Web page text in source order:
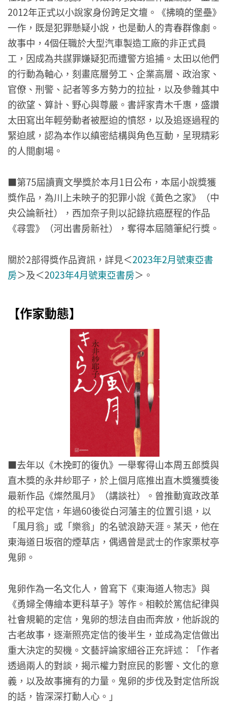
2012年正式以小說家身份跨足文壇。《拂曉的堡壘》
一作，既是犯罪懸疑小說，也是動人的青春群像劇。
故事中，4個任職於大型汽車製造工廠的非正式員
工，因成為共謀罪嫌疑犯而遭警方追捕。太田以他們
的行動為軸心，刻畫底層勞工、企業高層、政治家、
官僚、刑警、記者等多方勢力的拉扯，以及參雜其中
的欲望、算計、野心與尊嚴。書評家青木千惠，盛讚
太田寫出年輕勞動者被壓迫的憤怒，以及追逐過程的
緊迫感，認為本作以縝密結構與角色互動，呈現精彩
的人間劇場。
■第75屆讀賣文學獎於本月1日公布，本屆小說獎獲
獎作品，為川上未映子的犯罪小說《黃色之家》（中
央公論新社），西加奈子則以記錄抗癌歷程的作品
《尋雲》（河出書房新社），奪得本屆隨筆紀行獎。
關於2部得獎作品資訊，詳見＜2023年2月號東亞書
房＞及＜2023年4月號東亞書房＞。
【作家動態】
■去年以《木挽町的復仇》一舉奪得山本周五郎獎與
直木獎的永井紗耶子，於上個月底推出直木獎獲獎後
最新作品《燦然風月》（講談社）。曾推動寬政改革
的松平定信，年過60後從白河藩主的位置引退，以
「風月翁」或「樂翁」的名號浪跡天涯。某天，他在
東海道日坂宿的煙草店，偶遇曾是武士的作家栗杖亭
鬼卵。
鬼卵作為一名文化人，曾寫下《東海道人物志》與
《勇婦全傳繪本更科草子》等作。相較於篤信紀律與
社會規範的定信，鬼卵的想法自由而奔放，他訴說的
古老故事，逐漸照亮定信的後半生，並成為定信做出
重大決定的契機。文藝評論家細谷正充評述：「作者
透過兩人的對談，揭示權力對庶民的影響、文化的意
義，以及故事擁有的力量。鬼卵的步伐及對定信所說
的話，皆深深打動人心。」